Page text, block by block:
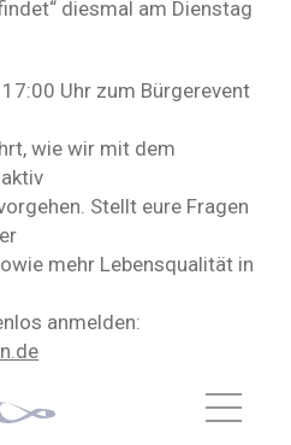
diesmal am Dienstag
Uhr zum Bürgerevent
wie wir mit dem
Stellt eure Fragen
mehr Lebensqualität in
anmelden: